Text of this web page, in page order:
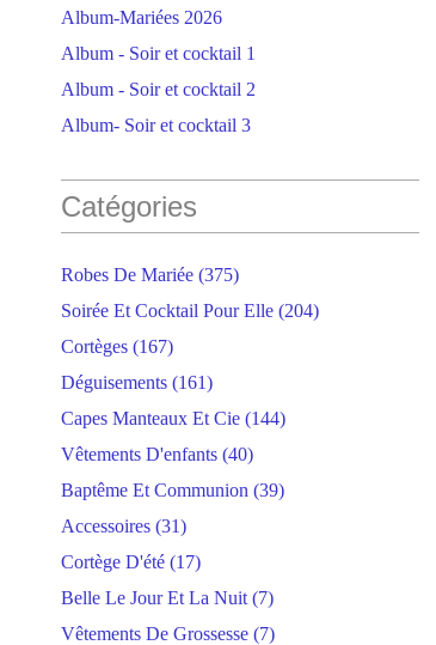
Album-Mariées 2026
Album - Soir et cocktail 1
Album - Soir et cocktail 2
Album- Soir et cocktail 3
Catégories
Robes De Mariée (375)
Soirée Et Cocktail Pour Elle (204)
Cortèges (167)
Déguisements (161)
Capes Manteaux Et Cie (144)
Vêtements D'enfants (40)
Baptême Et Communion (39)
Accessoires (31)
Cortège D'été (17)
Belle Le Jour Et La Nuit (7)
Vêtements De Grossesse (7)